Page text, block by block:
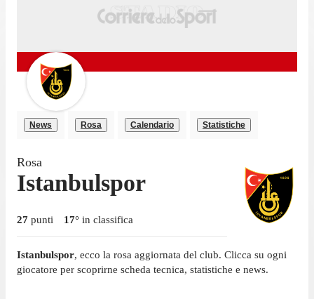
News Rosa Calendario Statistiche
Rosa
Istanbulspor
27 punti 17° in classifica
Istanbulspor, ecco la rosa aggiornata del club. Clicca su ogni
giocatore per scoprirne scheda tecnica, statistiche e news.